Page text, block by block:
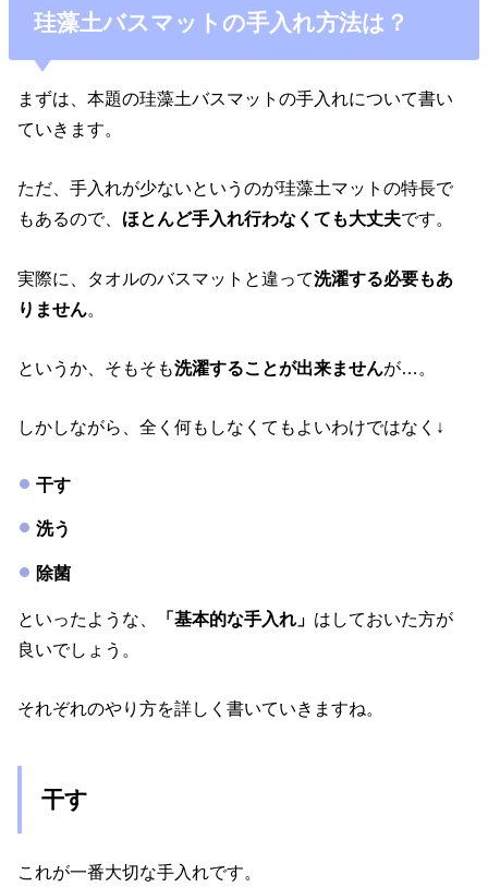
珪藻土バスマットの手入れ方法は？
まずは、本題の珪藻土バスマットの手入れについて書い
ていきます。
ただ、手入れが少ないというのが珪藻土マットの特長で
もあるので、 ほとんど手入れ行わなくても大丈夫です。
実際に、タオルのバスマットと違って洗濯する必要もあ
りません
というか、そもそも洗濯することが出来ませんが…。
しかしながら、全く何もしなくてもよいわけではなく↓
干す
洗う
除菌
といったような、 「基本的な手入れ」 はしておいた方が
良いでしょう。
それぞれのやり方を詳しく書いていきますね。
干す
これが一番大切な手入れです。